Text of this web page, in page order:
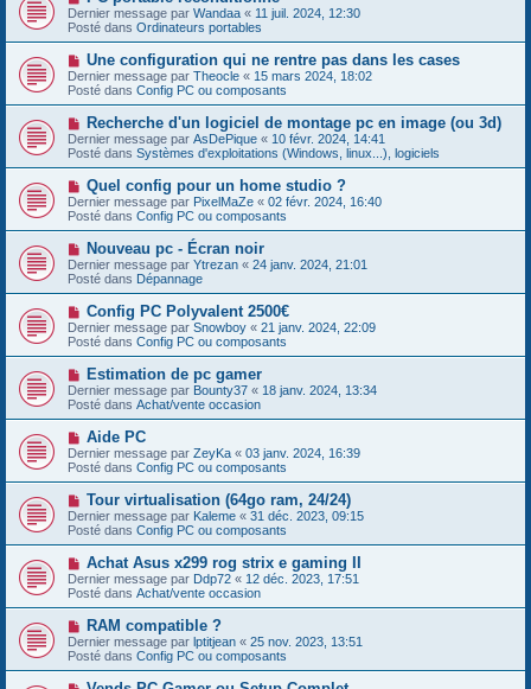
s
a
g
e
u
m
e
s
s
a
g
e
o
u
v
e
a
u
m
e
s
a
g
e
Dernier message par Wandaa « 11 juil. 2024, 12:30
Posté dans Ordinateurs portables
N
o
u
v
e
a
u
m
e
s
s
a
g
e
Une configuration qui ne rentre pas dans les cases
Dernier message par Theocle « 15 mars 2024, 18:02
Posté dans Config PC ou composants
N
o
u
v
a
u
m
e
s
a
g
e
Recherche d'un logiciel de montage pc en image (ou 3d)
Dernier message par AsDePique « 10 févr. 2024, 14:41
Posté dans Systèmes d'exploitations (Windows, linux...), logiciels
N
o
u
v
e
a
u
m
e
s
s
a
g
e
Quel config pour un home studio ?
Dernier message par PixelMaZe « 02 févr. 2024, 16:40
Posté dans Config PC ou composants
N
o
u
v
a
u
m
e
s
a
g
Nouveau pc - Écran noir
Dernier message par Ytrezan « 24 janv. 2024, 21:01
Posté dans Dépannage
N
o
u
v
e
a
u
m
e
s
s
a
g
e
Config PC Polyvalent 2500€
Dernier message par Snowboy « 21 janv. 2024, 22:09
Posté dans Config PC ou composants
N
o
u
v
a
u
m
e
s
s
a
g
Estimation de pc gamer
Dernier message par Bounty37 « 18 janv. 2024, 13:34
Posté dans Achat/vente occasion
N
o
u
v
e
u
m
e
s
s
a
g
e
Aide PC
Dernier message par ZeyKa « 03 janv. 2024, 16:39
Posté dans Config PC ou composants
N
o
u
v
a
u
m
e
s
a
g
e
Tour virtualisation (64go ram, 24/24)
Dernier message par Kaleme « 31 déc. 2023, 09:15
Posté dans Config PC ou composants
N
o
u
v
e
a
u
m
e
Achat Asus x299 rog strix e gaming II
Dernier message par Ddp72 « 12 déc. 2023, 17:51
Posté dans Achat/vente occasion
N
o
u
v
e
RAM compatible ?
Dernier message par lptitjean « 25 nov. 2023, 13:51
Posté dans Config PC ou composants
N